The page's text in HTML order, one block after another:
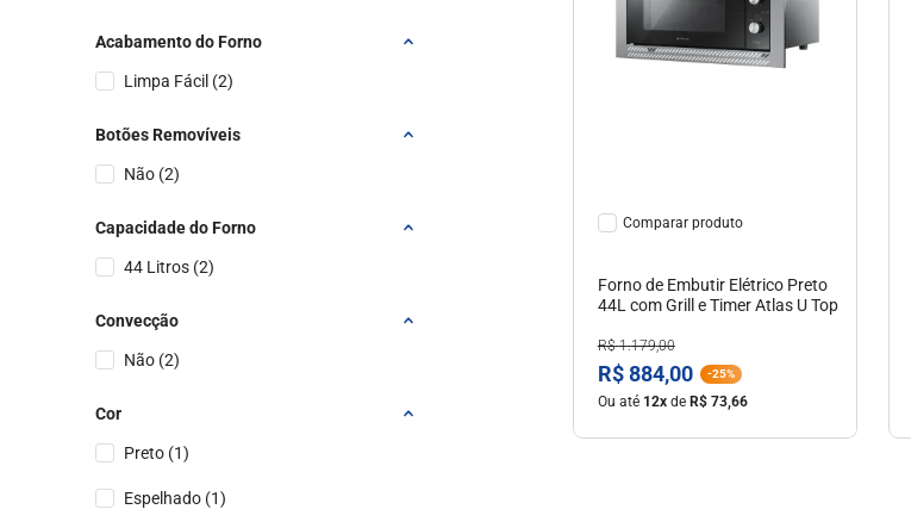
Acabamento do Forno
Limpa Fácil (2)
Botões Removíveis
Não (2)
Capacidade do Forno
44 Litros (2)
Convecção
Não (2)
Cor
Preto (1)
Espelhado (1)
Comparar
Forno de Embutir Elétrico Preto
44L com Grill e Timer Atlas U Top
R$ 1.179,00
R$ 884,00 -25%
Ou até 12xde R$ 73,66